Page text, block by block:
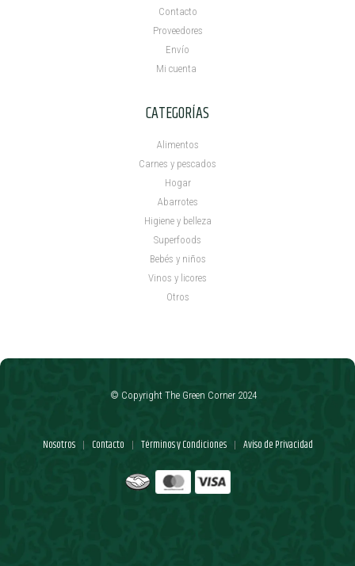
Contacto
Proveedores
Envío
Mi cuenta ​
CATEGORÍAS
Alimentos
Carnes y pescados
Hogar
Abarrotes
Higiene y belleza
Superfoods
Bebés y niños
Vinos y licores
Otros
Nosotros | Contacto | Términos y Condiciones | Aviso de Privacidad
© Copyright The Green Corner 2024